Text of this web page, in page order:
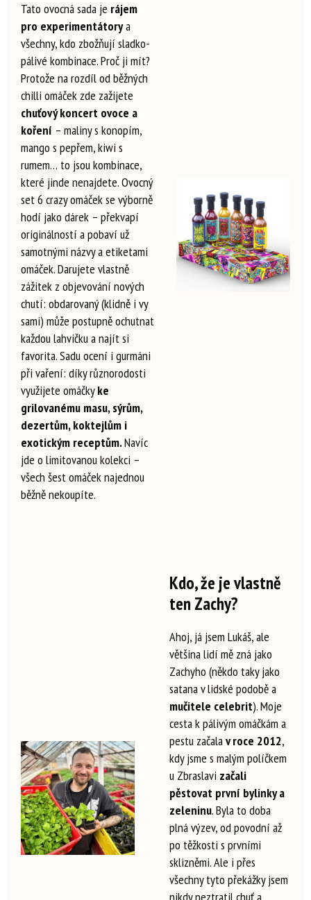
Tato ovocná sada je rájem
pro experimentátorya
všechny, kdo zbožňují sladko-
pálivé kombinace. Proč ji mít?
Protože na rozdíl od běžných
chilli omáček zde zažijete
chuťový koncert ovoce a
koření – maliny s konopím,
mango s pepřem, kiwi s
rumem… to jsou kombinace,
které jinde nenajdete. Ovocný
set 6 crazy omáček se výborně
hodí jako dárek – překvapí
originálností a pobaví už
samotnými názvy a etiketami
omáček. Darujete vlastně
zážitek z objevování nových
chutí: obdarovaný (klidně i vy
sami) může postupně ochutnat
každou lahvičku a najít si
favorita. Sadu ocení i gurmáni
při vaření: díky různorodosti
využijete omáčkyke
grilovanému masu, sýrům,
dezertům, koktejlům i
exotickým receptům.Navíc
jde o limitovanou kolekci –
všech šest omáček najednou
běžně nekoupíte.
Kdo, že je vlastně
ten Zachy?
Ahoj, já jsem Lukáš, ale
většina lidí mě zná jako
Zachyho (někdo taky jako
satana v lidské podobě a
mučitele celebrit). Moje
cesta k pálivým omáčkám a
pestu začalav roce 2012,
kdy jsme s malým políčkem
u Zbraslavi začali
pěstovat první bylinky a
zeleninu. Byla to doba
plná výzev, od povodní až
po těžkosti s prvními
sklizněmi. Ale i přes
všechny tyto překážky jsem